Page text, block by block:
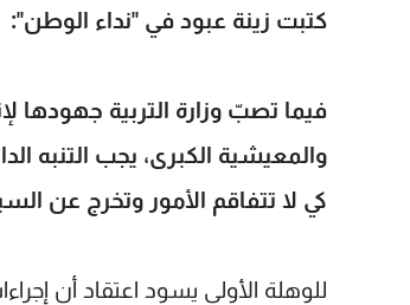
كتبت زينة عبود في "نداء الوطن":
فيما تصبّ وزارة التربية جهودها
والمعيشية الكبرى، يجب التنبه
كي لا تتفاقم الأمور وتخرج عن
للوهلة الأولى يسود اعتقاد أن